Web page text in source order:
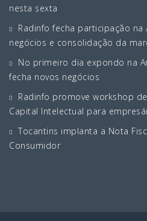
nesta sexta
Radinfo fecha participação na
negócios e consolidação da
No primeiro dia expondo na
fecha novos negócios
Radinfo promove workshop
Capital Intelectual para
Tocantins implanta a Nota
Consumidor